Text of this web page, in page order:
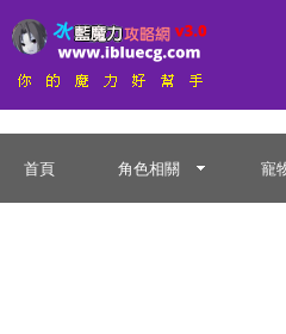
首頁 角色相關 寵